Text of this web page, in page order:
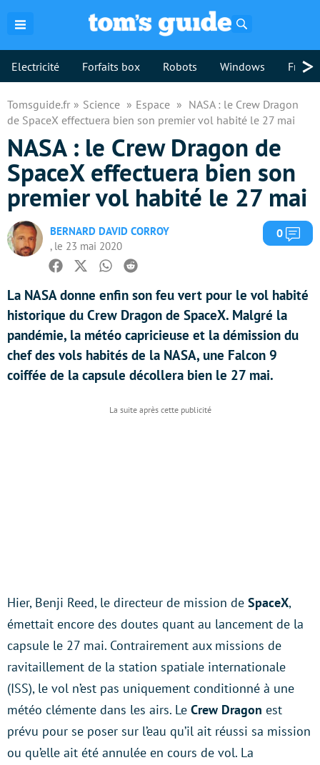
Electricité Forfaits box Robots Windows >
Tomsguide.fr Science Espace
NASA : le Crew Dragon
de SpaceX effectuera bien son premier vol habité le 27 mai
NASA : le Crew Dragon de
SpaceX effectuera bien son
premier vol habité le 27 mai
BERNARD DAVID CORROY
, le 23 mai 2020
0
Facebook
TwitterWhatsapp
Reddit
La NASA donne enfin son feu vert pour le vol habité
historique du Crew Dragon de SpaceX. Malgré la
pandémie, la météo capricieuse et la démission du
chef des vols habités de la NASA, une Falcon 9
coiffée de la capsule décollera bien le 27 mai.
Hier, Benji Reed, le directeur de mission de SpaceX,
émettait encore des doutes quant au lancement de la
capsule le 27 mai. Contrairement aux missions de
ravitaillement de la station spatiale internationale
(ISS), le vol n’est pas uniquement conditionné à une
météo clémente dans les airs. Le Crew Dragon est
prévu pour se poser sur l’eau qu’il ait réussi sa mission
ou qu’elle ait été annulée en cours de vol. La